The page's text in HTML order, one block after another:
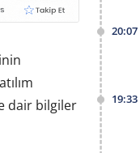
dair bilgiler
20:07
19:33